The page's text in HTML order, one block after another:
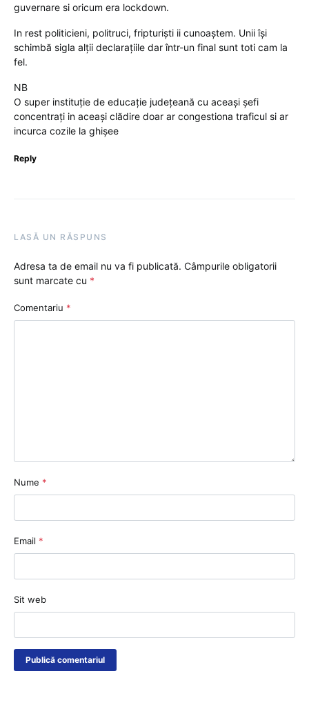
guvernare si oricum era lockdown.
In rest politicieni, politruci, fripturiști ii cunoaștem. Unii își
schimbă sigla alții declarațiile dar într-un final sunt toti cam la
fel.
NB
O super instituție de educație județeană cu aceași șefi
concentrați in aceași clădire doar ar congestiona traficul si ar
incurca cozile la ghișee
Reply
LASĂ UN RĂSPUNS
Adresa ta de email nu va fi publicată. Câmpurile obligatorii
sunt marcate cu *
Comentariu *
Nume *
Email *
Sit web